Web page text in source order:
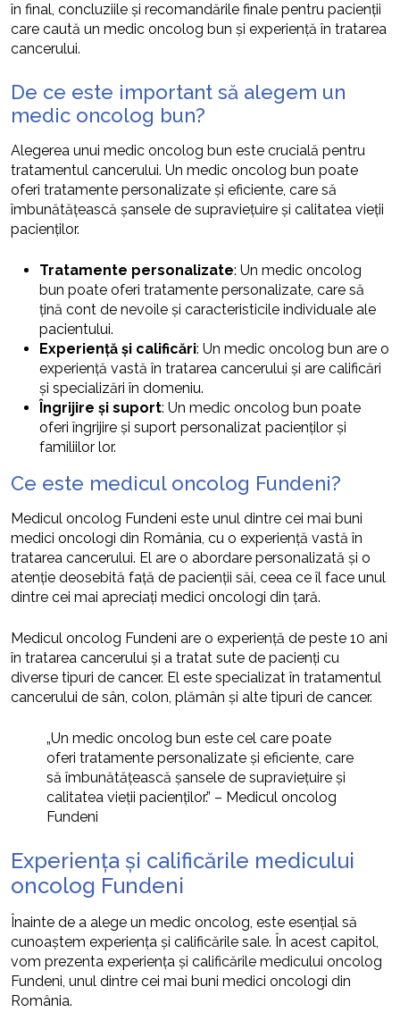
în final, concluziile și recomandările finale pentru pacienții
care caută un medic oncolog bun și experiență în tratarea
cancerului.
De ce este important să alegem un
medic oncolog bun?
Alegerea unui medic oncolog bun este crucială pentru
tratamentul cancerului. Un medic oncolog bun poate
oferi tratamente personalizate și eficiente, care să
îmbunătățească șansele de supraviețuire și calitatea vieții
pacienților.
Tratamente personalizate: Un medic oncolog
bun poate oferi tratamente personalizate, care să
țină cont de nevoile și caracteristicile individuale ale
pacientului.
Experiență și calificări: Un medic oncolog bun are o
experiență vastă în tratarea cancerului și are calificări
și specializări în domeniu.
Îngrijire și suport: Un medic oncolog bun poate
oferi îngrijire și suport personalizat pacienților și
familiilor lor.
Ce este medicul oncolog Fundeni?
Medicul oncolog Fundeni este unul dintre cei mai buni
medici oncologi din România, cu o experiență vastă în
tratarea cancerului. El are o abordare personalizată și o
atenție deosebită față de pacienții săi, ceea ce îl face unul
dintre cei mai apreciați medici oncologi din țară.
Medicul oncolog Fundeni are o experiență de peste 10 ani
în tratarea cancerului și a tratat sute de pacienți cu
diverse tipuri de cancer. El este specializat în tratamentul
cancerului de sân, colon, plămân și alte tipuri de cancer.
„Un medic oncolog bun este cel care poate
oferi tratamente personalizate și eficiente, care
să îmbunătățească șansele de supraviețuire și
calitatea vieții pacienților.” – Medicul oncolog
Fundeni
Experiența și calificările medicului
oncolog Fundeni
Înainte de a alege un medic oncolog, este esențial să
cunoaștem experiența și calificările sale. În acest capitol,
vom prezenta experiența și calificările medicului oncolog
Fundeni, unul dintre cei mai buni medici oncologi din
România.